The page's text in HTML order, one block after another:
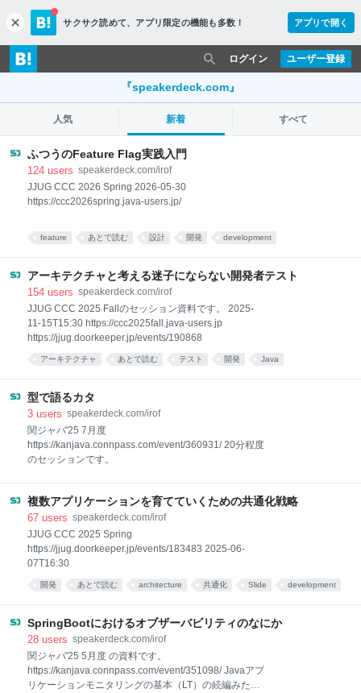
c
l
o
s
サクサク読めて、 アプリ限定の機能も多数！ アプリで開く
ユーザー登録
ログイン
『speakerdeck.com』
人気 新着 すべて
ふつうのFeature Flag実践入門
124 users speakerdeck.com/irof
JJUG CCC 2026 Spring 2026-05-30
https://ccc2026spring.java-users.jp/
feature あとで読む 設計 開発 development
アーキテクチャと考える迷子にならない開発者テスト
154 users speakerdeck.com/irof
JJUG CCC 2025 Fallのセッション資料です。 2025-
11-15T15:30 https://ccc2025fall.java-users.jp
https://jjug.doorkeeper.jp/events/190868
アーキテクチャ あとで読む テスト 開発 Java
型で語るカタ
3 users speakerdeck.com/irof
関ジャバ'25 7月度
https://kanjava.connpass.com/event/360931/ 20分程度
のセッションです。
複数アプリケーションを育てていくための共通化戦略
67 users speakerdeck.com/irof
JJUG CCC 2025 Spring
https://jjug.doorkeeper.jp/events/183483 2025-06-
07T16:30
開発 あとで読む architecture 共通化 Slide development
SpringBootにおけるオブザーバビリティのなにか
28 users speakerdeck.com/irof
関ジャバ'25 5月度 の資料です。
https://kanjava.connpass.com/event/351098/ Javaアプ
リケーションモニタリングの基本（LT）の続編みたい